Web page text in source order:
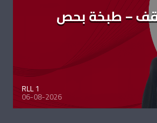
– طبخة بحص
RLL 1
06-08-2026